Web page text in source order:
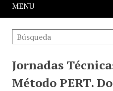
MENU
Jornadas
Método PERT.